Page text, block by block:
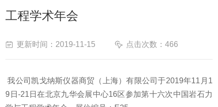
工程学术年会
更新时间：2019-11-15 点击次数：466
我公司凯戈纳斯仪器商贸（上海）有限公司于2019年11月1
9日-21日在北京九华会展中心16区参加第十六次中国岩石力